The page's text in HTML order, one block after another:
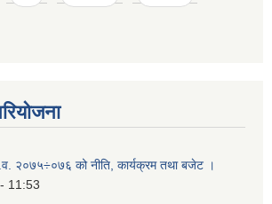
२०७५÷०७६ को नीति, कार्यक्रम तथा बजेट ।
11:53